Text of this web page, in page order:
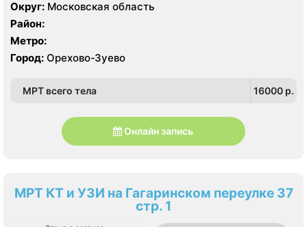
Округ: Московская область
Район:
Метро:
Город: Орехово-Зуево
МРТ всего тела 16000 p.
Онлайн запись
МРТ КТ и УЗИ на Гагаринском переулке 37
стр. 1